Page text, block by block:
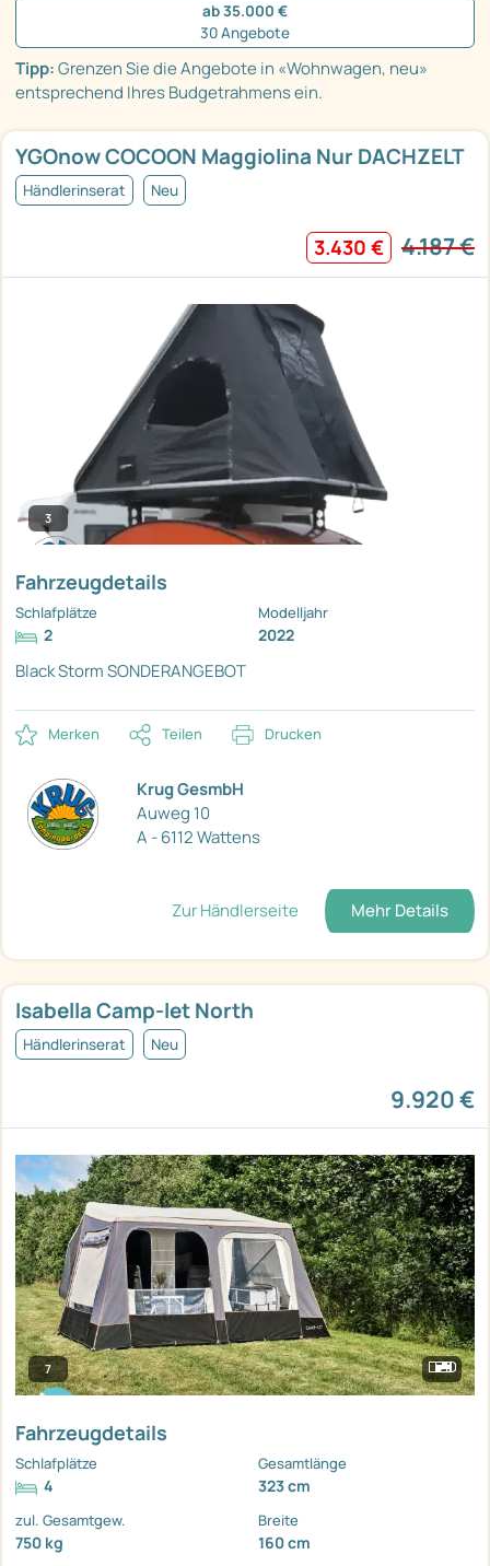
ab 35.000 €
30 Angebote
Tipp:Grenzen Sie die Angebote in «Wohnwagen, neu»
entsprechend Ihres Budgetrahmens ein.
YGOnow COCOON Maggiolina Nur DACHZELT
Händlerinserat Neu
3.430 € 4.187 €
3
Fahrzeugdetails
Schlafplätze
2
Modelljahr
2022
Black StormSONDERANGEBOT
Merken Teilen Drucken
Krug GesmbH
Auweg 10
A - 6112 Wattens
Zur Händlerseite Mehr Details
Isabella Camp-let North
Händlerinserat Neu
9.920 €
7
Fahrzeugdetails
Schlafplätze
4
Gesamtlänge
323 cm
zul. Gesamtgew.
750 kg
Breite
160 cm